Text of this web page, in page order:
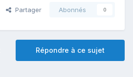
Partager Abonnés 0
Répondre à ce sujet